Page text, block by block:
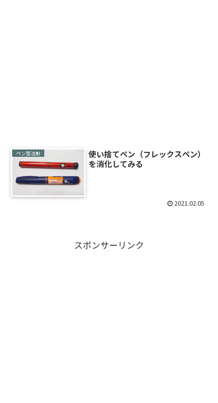
ペン型注射
使い捨てペン（フレックスペン）
を消化してみる
2021.02.05
スポンサーリンク